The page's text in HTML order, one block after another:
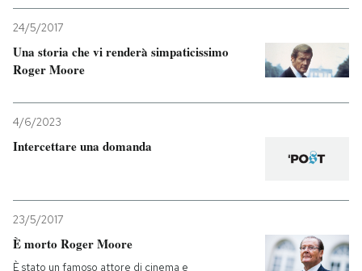
24/5/2017
Una storia che vi renderà simpaticissimo
Roger Moore
4/6/2023
Intercettare una domanda
23/5/2017
È morto Roger Moore
È stato un famoso attore di cinema e